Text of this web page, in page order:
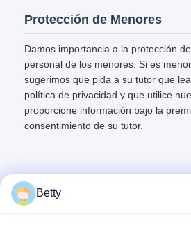
Protección de Menores
Damos importancia a la protección
personal de los menores. Si es
sugerimos que pida a su tutor que
política de privacidad y que utilice
proporcione información bajo la
consentimiento de su tutor.
Betty